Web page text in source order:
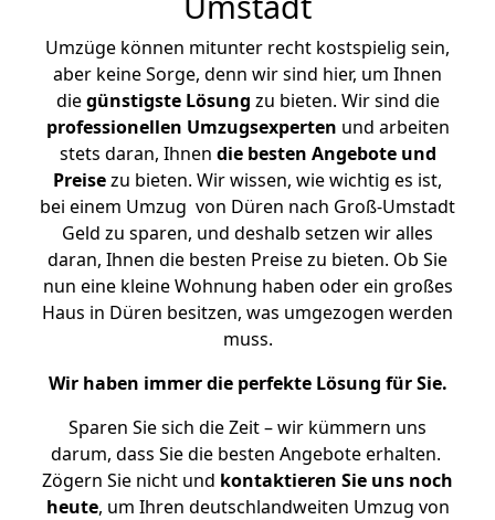
Umzüge können mitunter recht kostspielig sein,
aber keine Sorge, denn wir sind hier, um Ihnen
diegünstigste Lösung zu bieten. Wir sind die
professionellen Umzugsexperten und arbeiten
stets daran, Ihnen die besten Angebote und
Preisezu bieten. Wir wissen, wie wichtig es ist,
bei einem Umzug von Düren nach Groß-Umstadt
Geld zu sparen, und deshalb setzen wir alles
daran, Ihnen die besten Preise zu bieten. Ob Sie
nun eine kleine Wohnung haben oder ein großes
Haus in Düren besitzen, was umgezogen werden
muss.
Wir haben immer die perfekte Lösung für Sie.
Sparen Sie sich die Zeit – wir kümmern uns
darum, dass Sie die besten Angebote erhalten.
Zögern Sie nicht und kontaktieren Sie uns noch
heute, um Ihren deutschlandweiten Umzug von